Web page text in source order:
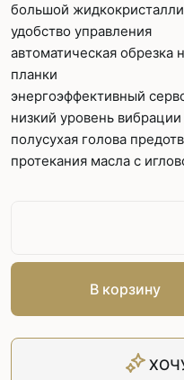
большой
удобство управления
автоматическая
планки
энергоэффективный
низкий уровень
полусухая голова
протекания масла с
В корзину